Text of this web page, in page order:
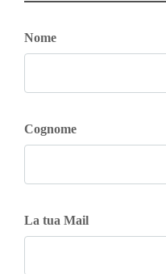
Nome
Cognome
La tua Mail